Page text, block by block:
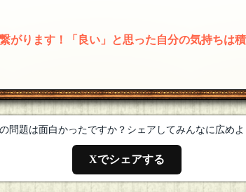
がります！「良い」と思った自分の気持ちは
問題は面白かったですか？シェアしてみんなに広めよ
Xでシェアする